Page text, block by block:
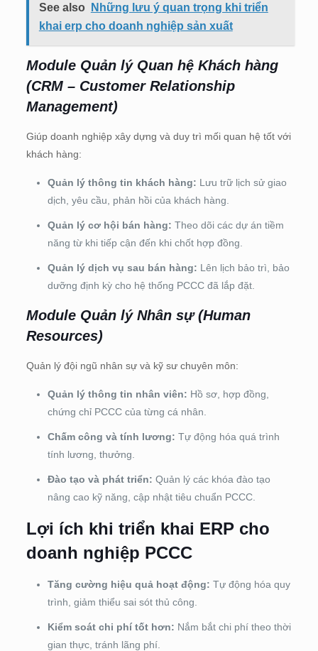
See also
Những lưu ý quan trọng khi triển
khai erp cho doanh nghiệp sản xuất
Module Quản lý Quan hệ Khách hàng
(CRM – Customer Relationship
Management)
Giúp doanh nghiệp xây dựng và duy trì mối quan hệ tốt với
khách hàng:
Quản lý thông tin khách hàng: Lưu trữ lịch sử giao
dịch, yêu cầu, phản hồi của khách hàng.
Quản lý cơ hội bán hàng: Theo dõi các dự án tiềm
năng từ khi tiếp cận đến khi chốt hợp đồng.
Quản lý dịch vụ sau bán hàng: Lên lịch bảo trì, bảo
dưỡng định kỳ cho hệ thống PCCC đã lắp đặt.
Module Quản lý Nhân sự (Human
Resources)
Quản lý đội ngũ nhân sự và kỹ sư chuyên môn:
Quản lý thông tin nhân viên: Hồ sơ, hợp đồng,
chứng chỉ PCCC của từng cá nhân.
Chấm công và tính lương: Tự động hóa quá trình
tính lương, thưởng.
Đào tạo và phát triển: Quản lý các khóa đào tạo
nâng cao kỹ năng, cập nhật tiêu chuẩn PCCC.
Lợi ích khi triển khai ERP cho
doanh nghiệp PCCC
Tăng cường hiệu quả hoạt động: Tự động hóa quy
trình, giảm thiểu sai sót thủ công.
Kiểm soát chi phí tốt hơn: Nắm bắt chi phí theo thời
gian thực, tránh lãng phí.